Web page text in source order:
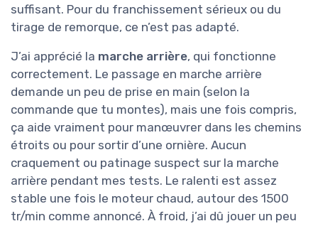
suffisant. Pour du franchissement sérieux ou du
tirage de remorque, ce n’est pas adapté.
J’ai apprécié la marche arrière, qui fonctionne
correctement. Le passage en marche arrière
demande un peu de prise en main (selon la
commande que tu montes), mais une fois compris,
ça aide vraiment pour manœuvrer dans les chemins
étroits ou pour sortir d’une ornière. Aucun
craquement ou patinage suspect sur la marche
arrière pendant mes tests. Le ralenti est assez
stable une fois le moteur chaud, autour des 1500
tr/min comme annoncé. À froid, j’ai dû jouer un peu